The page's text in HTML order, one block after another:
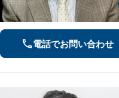
電話でお問い合わせ